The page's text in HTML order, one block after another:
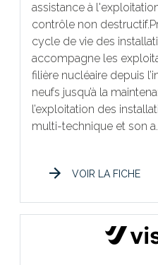
assistance à
contrôle non
cycle de vie des
accompagne les
filière nucléaire depuis
neufs jusqu’à la
l’exploitation des
multi-technique et son
VOIR LA FICHE